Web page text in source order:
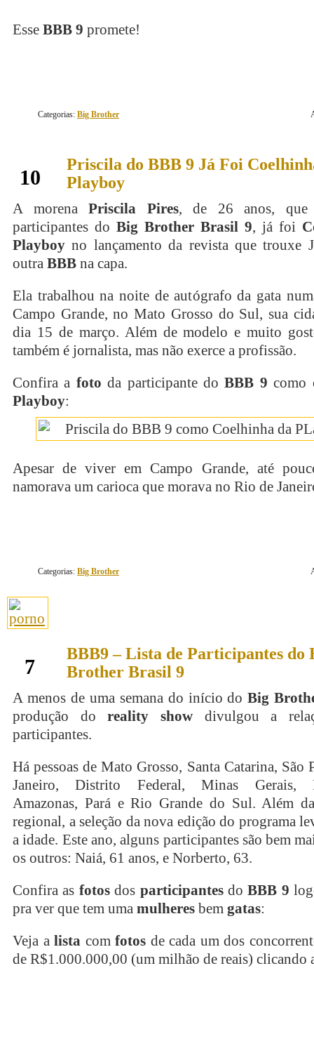
Esse BBB 9 promete!
Categorias: Big Brother
10
Priscila do BBB 9 Já Foi
Playboy
A morena Priscila Pires, de 26 anos,
participantes do Big Brother Brasil 9, já foi
Playboy no lançamento da revista que trouxe
outra BBB na capa.
Ela trabalhou na noite de autógrafo da gata
Campo Grande, no Mato Grosso do Sul, sua
dia 15 de março. Além de modelo e muito
também é jornalista, mas não exerce a profissão.
Confira a foto da participante doBBB 9 como
Playboy:
Apesar de viver em Campo Grande, até
namorava um carioca que morava no Rio de
Categorias: Big Brother
7
BBB9 – Lista de Participantes do
Brother Brasil 9
A menos de uma semana do início doBig
produção doreality showdivulgou a
participantes.
Há pessoas de Mato Grosso, Santa Catarina, São
Janeiro, Distrito Federal, Minas Gerais,
Amazonas, Pará e Rio Grande do Sul. Além
regional, a seleção da nova edição do programa
a idade. Este ano, alguns participantes são bem
os outros: Naiá, 61 anos, e Norberto, 63.
Confira as fotosdos participantesdoBBB 9
pra ver que tem uma mulheres bem gatas:
Veja alista comfotos de cada um dos
de R$1.000.000,00 (um milhão de reais) clicando